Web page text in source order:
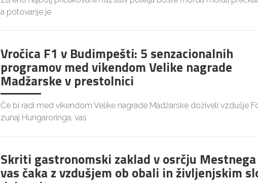
a potovanje je
Vročica F1 v Budimpešti: 5 senzacionalnih
programov med vikendom Velike nagrade
Madžarske v prestolnici
Če bi radi med vikendom Velike nagrade Madžarske doživeli vzdušje
zunaj Hungaroringa, vas
Skriti gastronomski zaklad v osrčju
vas čaka z vzdušjem ob obali in življenjskim